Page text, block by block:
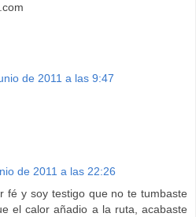
de 2011 a las 9:47
de 2011 a las 22:26
fé y soy testigo que no te tumbaste
el calor añadio a la ruta, acabaste